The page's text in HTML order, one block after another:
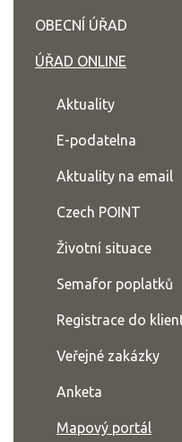
OBECNÍ ÚŘAD
ÚŘAD ONLINE
Aktuality
E-podatelna
Aktuality na email
Czech POINT
Životní situace
Semafor poplatků
Registrace do
Veřejné zakázky
Anketa
Mapový portál